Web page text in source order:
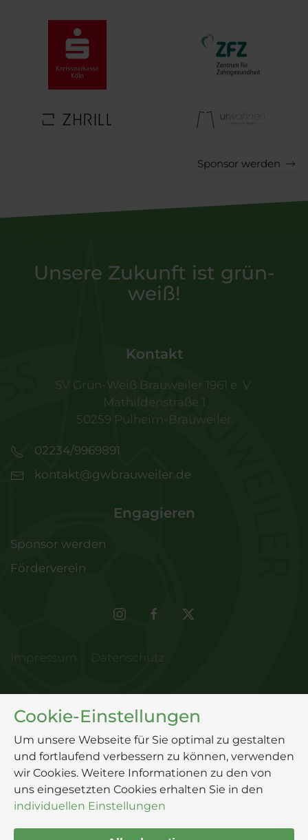
Sponsor werden
Unsere Zukunft ist grün-
weiß!
Kontakt
SV Grün-Weiß Brauweiler 1961 e. V.
Mathildenstraße 1
50259 Pulheim-Brauweiler
02234/9969891
kontakt@gwbrauweiler.de
Engagieren
Sponsor werden
Förderverein
Cookie-Einstellungen
Um unsere Webseite für Sie optimal zu gestalten
und fortlaufend verbessern zu können, verwenden
wir Cookies. Weitere Informationen zu den von
uns eingesetzten Cookies erhalten Sie in den
individuellen Einstellungen